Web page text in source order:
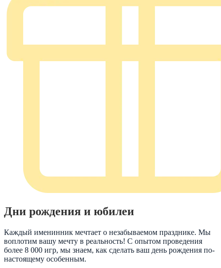
Дни рождения и юбилеи
Каждый именинник мечтает о незабываемом празднике. Мы
воплотим вашу мечту в реальность! С опытом проведения
более 8 000 игр, мы знаем, как сделать ваш день рождения по-
настоящему особенным.